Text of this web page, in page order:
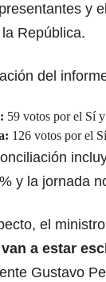
y
la República.
del
59 votos por el Sí
126 votos por el
y la jornada
el
a estar
Gustavo